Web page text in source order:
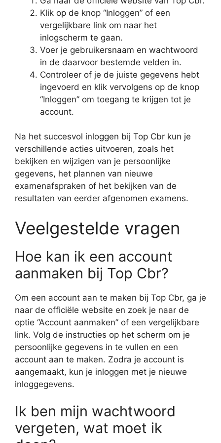
Klik op de knop “Inloggen” of een
vergelijkbare link om naar het
inlogscherm te gaan.
Voer je gebruikersnaam en wachtwoord
in de daarvoor bestemde velden in.
Controleer of je de juiste gegevens hebt
ingevoerd en klik vervolgens op de knop
“Inloggen” om toegang te krijgen tot je
account.
Na het succesvol inloggen bij Top Cbr kun je
verschillende acties uitvoeren, zoals het
bekijken en wijzigen van je persoonlijke
gegevens, het plannen van nieuwe
examenafspraken of het bekijken van de
resultaten van eerder afgenomen examens.
Veelgestelde vragen
Hoe kan ik een account
aanmaken bij Top Cbr?
Om een account aan te maken bij Top Cbr, ga je
naar de officiële website en zoek je naar de
optie “Account aanmaken” of een vergelijkbare
link. Volg de instructies op het scherm om je
persoonlijke gegevens in te vullen en een
account aan te maken. Zodra je account is
aangemaakt, kun je inloggen met je nieuwe
inloggegevens.
Ik ben mijn wachtwoord
vergeten, wat moet ik